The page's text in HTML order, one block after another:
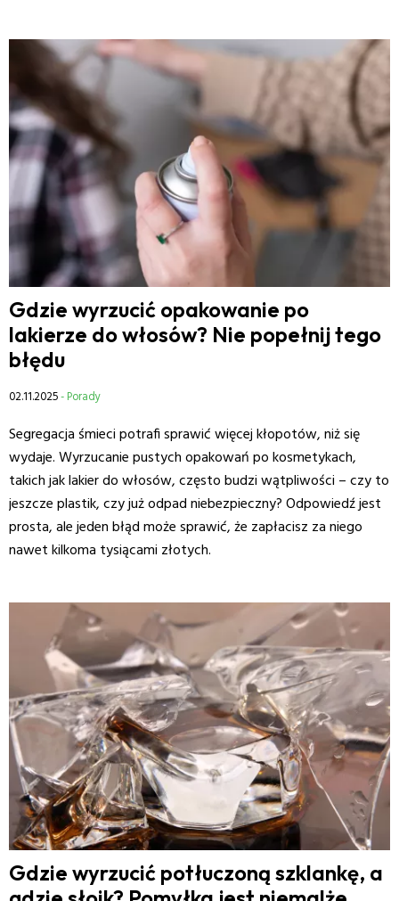
Gdzie wyrzucić opakowanie po
lakierze do włosów? Nie popełnij tego
błędu
02.11.2025- Porady
Segregacja śmieci potrafi sprawić więcej kłopotów, niż się
wydaje. Wyrzucanie pustych opakowań po kosmetykach,
takich jak lakier do włosów, często budzi wątpliwości – czy to
jeszcze plastik, czy już odpad niebezpieczny? Odpowiedź jest
prosta, ale jeden błąd może sprawić, że zapłacisz za niego
nawet kilkoma tysiącami złotych.
Gdzie wyrzucić potłuczoną szklankę, a